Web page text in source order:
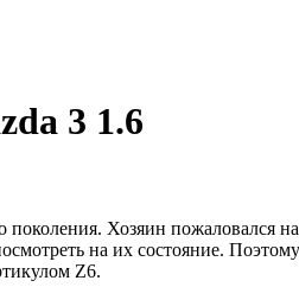
3 1.6
Хозяин пожаловался
на их состояние.
Z6.